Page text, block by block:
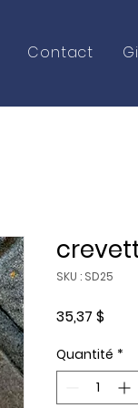
Contact
SKU : SD25
35,37 $
Quantité *